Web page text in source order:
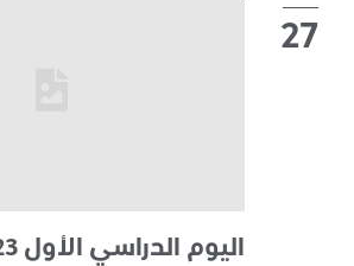
27
اليوم الدراسي الأول 27/8/2023